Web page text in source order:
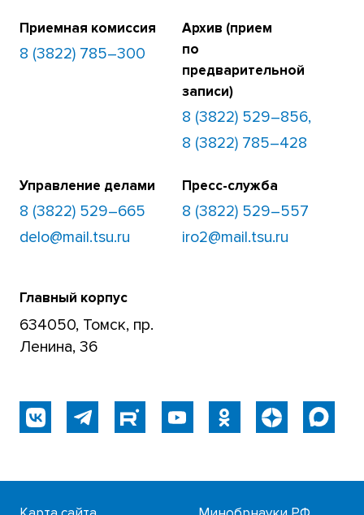
Приемная комиссия
8 (3822) 785–300
Архив (прием
по
предварительной
записи)
8 (3822) 529–856,
8 (3822) 785–428
Управление делами
8 (3822) 529–665
delo@mail.tsu.ru
Пресс-служба
8 (3822) 529–557
iro2@mail.tsu.ru
Главный корпус
634050, Томск, пр.
Ленина, 36